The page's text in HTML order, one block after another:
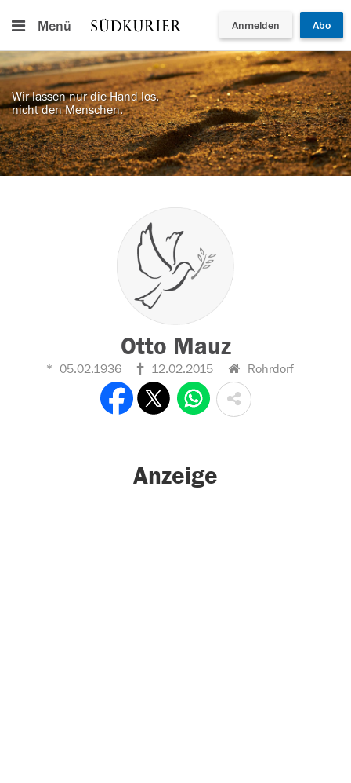
Menü Anmelden Abo
Wir lassen nur die Hand los,
nicht den Menschen.
Otto Mauz
05.02.1936 12.02.2015 Rohrdorf
Anzeige